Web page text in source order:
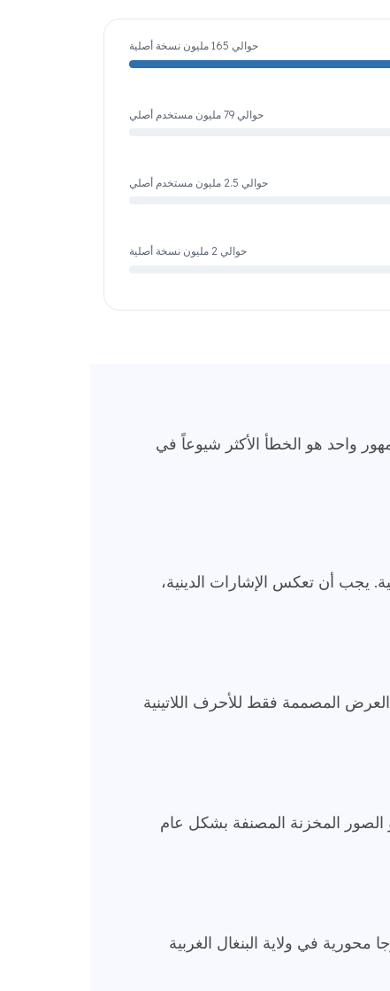
حوالي 165 مليون نسخة أصلية
حوالي 79 مليون مستخدم أصلي
حوالي 2.5 مليون مستخدم أصلي
حوالي 2 مليون نسخة أصلية
واحد هو الخطأ الأكثر شيوعاً في
يجب أن تعكس الإشارات الدينية،
المصممة فقط للأحرف اللاتينية
الصور المخزنة المصنفة بشكل عام
في ولاية البنغال الغربية